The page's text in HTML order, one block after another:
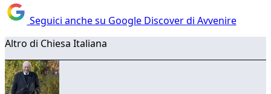
Seguici anche su Google Discover di Avvenire
Altro di Chiesa Italiana